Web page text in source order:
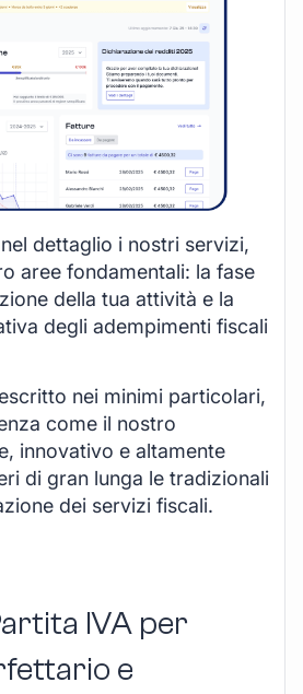
dettaglio i nostri servizi,
aree fondamentali: la fase
della tua attività e la
degli adempimenti fiscali
nei minimi particolari,
come il nostro
innovativo e altamente
di gran lunga le tradizionali
dei servizi fiscali.
IVA per
e